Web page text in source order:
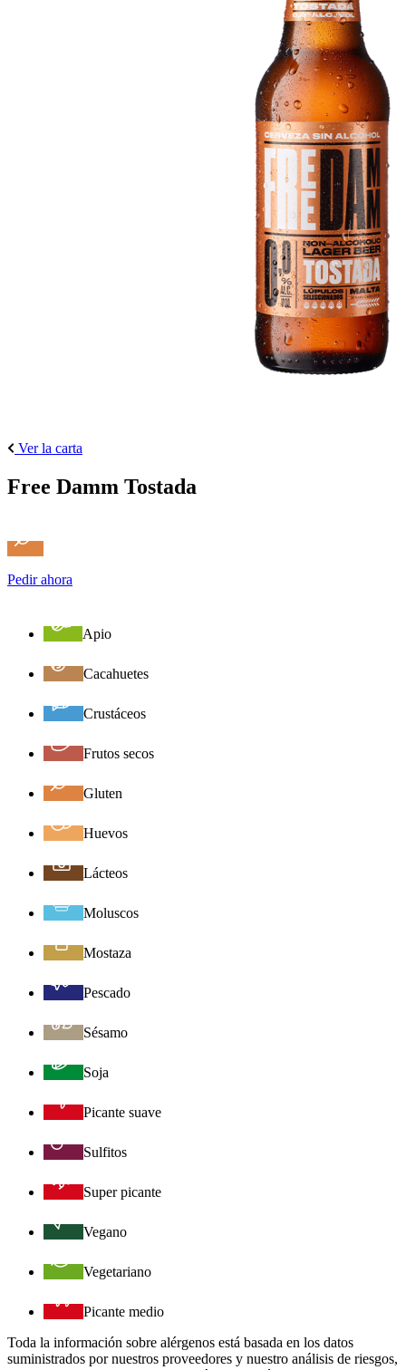
Ver la carta
Free Damm Tostada
Pedir ahora
Apio
Cacahuetes
Crustáceos
Frutos secos
Gluten
Huevos
Lácteos
Moluscos
Mostaza
Pescado
Sésamo
Soja
Picante suave
Sulfitos
Super picante
Vegano
Vegetariano
Picante medio
Toda la información sobre alérgenos está basada en los datos
suministrados por nuestros proveedores y nuestro análisis de riesgos,